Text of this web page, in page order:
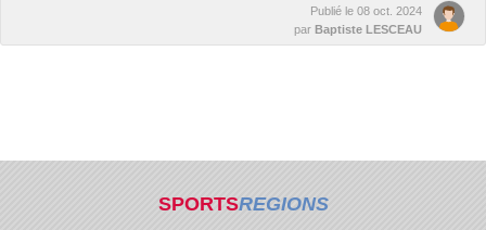
Publié le 08 oct. 2024
par Baptiste LESCEAU
SPORTSREGIONS